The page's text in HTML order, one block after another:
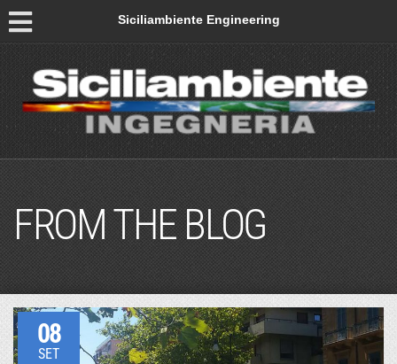
Siciliambiente Engineering
FROM THE BLOG
08
SET